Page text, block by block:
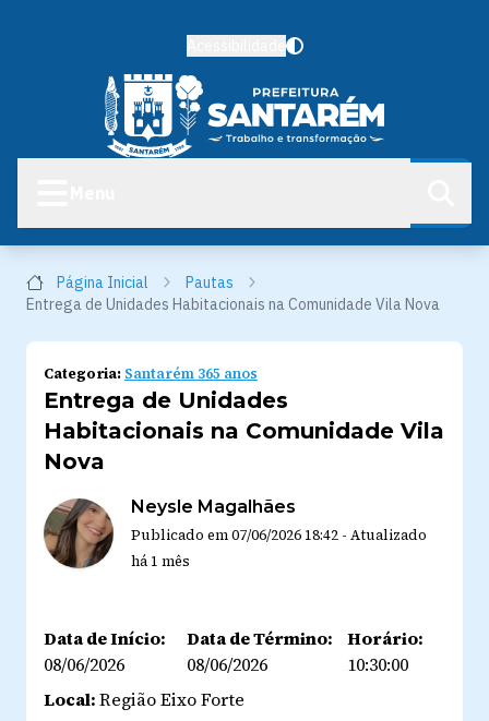
Página Inicial
Pautas
Entrega de Unidades Habitacionais na Comunidade Vila Nova
Categoria: Santarém 365 anos
Entrega de Unidades
Habitacionais na Comunidade Vila
Nova
Neysle Magalhães
Publicado em07/06/2026 18:42 - Atualizado
há 1 mês
Data de Início:
08/06/2026
Data de Término:
08/06/2026
Horário:
10:30:00
Local:Região Eixo Forte